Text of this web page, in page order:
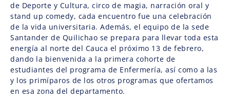
de Deporte y Cultura, circo de magia, narración oral y
stand up comedy, cada encuentro fue una celebración
de la vida universitaria. Además, el equipo de la sede
Santander de Quilichao se prepara para llevar toda esta
energía al norte del Cauca el próximo 13 de febrero,
dando la bienvenida a la primera cohorte de
estudiantes del programa de Enfermería, así como a las
y los primíparos de los otros programas que ofertamos
en esa zona del departamento.